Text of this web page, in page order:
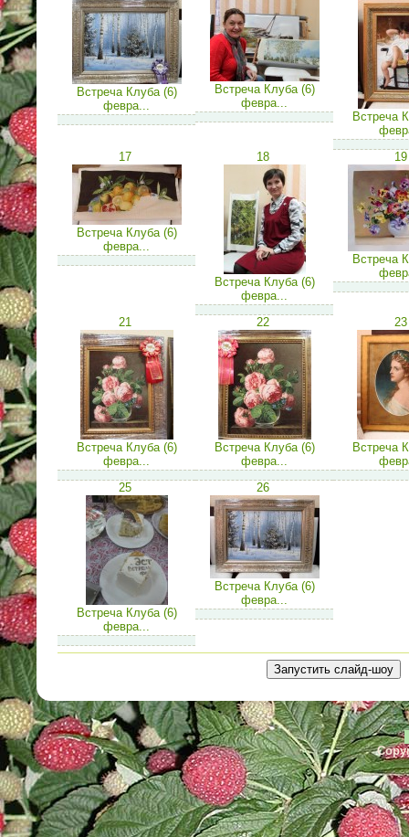
Встреча Клуба (6)
февра...
Встреча Клуба (6)
февра...
Встреча
17
Встреча Клуба (6)
февра...
18
Встреча Клуба (6)
февра...
19
Встреча
21
Встреча Клуба (6)
февра...
22
Встреча Клуба (6)
февра...
23
Встреча
25
Встреча Клуба (6)
февра...
26
Встреча Клуба (6)
февра...